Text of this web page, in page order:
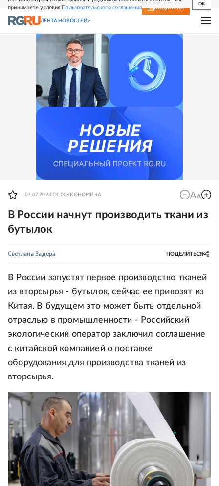
принимаете условия Пользовательского соглашения
OK
СВЕЖИЙ НОМЕР ПОДПИСКА
ЛЕНТА НОВОСТЕЙ
07.07.2023 04:00ЭКОНОМИКА
В России начнут производить ткани из
бутылок
Светлана Задера ПОДЕЛИТЬСЯ
В России запустят первое производство тканей
из вторсырья - бутылок, сейчас ее привозят из
Китая. В будущем это может быть отдельной
отраслью в промышленности - Российский
экологический оператор заключил соглашение
с китайской компанией о поставке
оборудования для производства тканей из
вторсырья.